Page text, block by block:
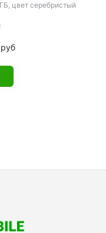
цвет серебристый
руб